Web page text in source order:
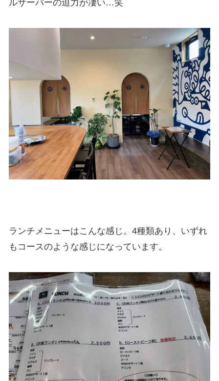
ルサーバーの迫力が凄い…笑
ランチメニューはこんな感じ。4種類あり、いずれ
もコースのような感じになっています。